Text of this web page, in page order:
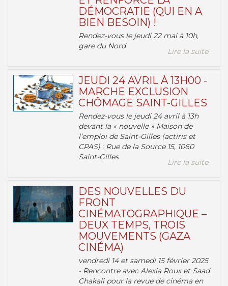
DÉMOCRATIE (QUI EN A
BIEN BESOIN) !
Rendez-vous le jeudi 22 mai à 10h,
gare du Nord
Lire la suite
JEUDI 24 AVRIL À 13H00 -
MARCHE EXCLUSION
CHÔMAGE SAINT-GILLES
Rendez-vous le jeudi 24 avril à 13h
devant la « nouvelle » Maison de
l’emploi de Saint-Gilles (actiris et
CPAS) : Rue de la Source 15, 1060
Saint-Gilles
Lire la suite
DES NOUVELLES DU
FRONT
CINÉMATOGRAPHIQUE –
DEUX TEMPS, TROIS
MOUVEMENTS (GAZA
CINÉMA)
vendredi 14 et samedi 15 février 2025
- Rencontre avec Alexia Roux et Saad
Chakali pour la revue de cinéma en